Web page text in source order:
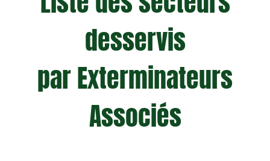
desservis
par Exterminateurs
Associés